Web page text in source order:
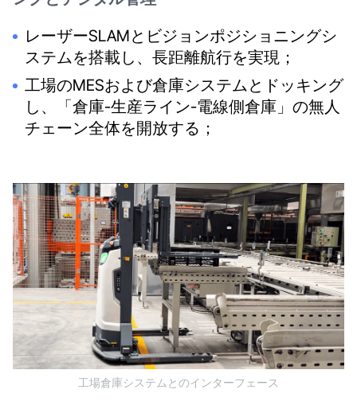
レーザーSLAMとビジョンポジショニングシ
ステムを搭載し、長距離航行を実現；
工場のMESおよび倉庫システムとドッキング
し、「倉庫-生産ライン-電線側倉庫」の無人
チェーン全体を開放する；
工場倉庫システムとのインターフェース